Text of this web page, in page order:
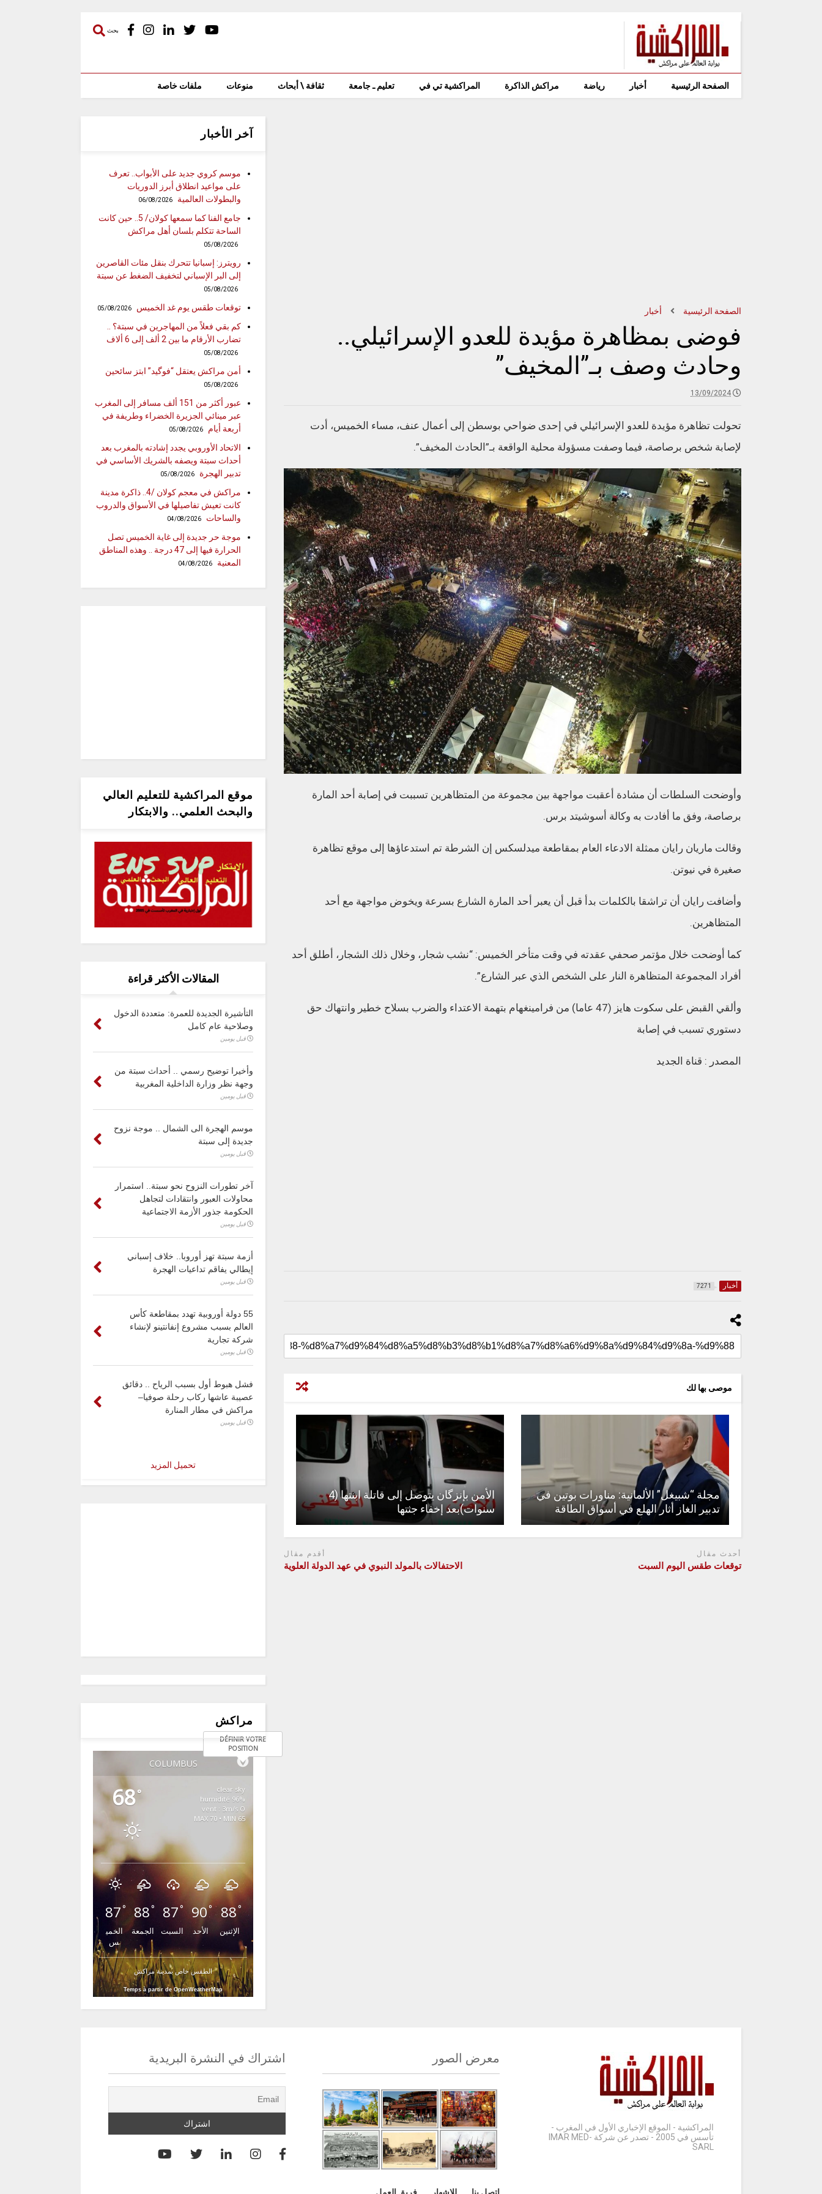
بحث
الصفحة الرئيسية أخبار رياضة مراكش الذاكرة المراكشية تي في تعليم ـ جامعة ثقافة \ أبحاث منوعات ملفات خاصة
الصفحة الرئيسية أخبار
فوضى بمظاهرة مؤيدة للعدو الإسرائيلي..
وحادث وصف بـ”المخيف”
13/09/2024
تحولت تظاهرة مؤيدة للعدو الإسرائيلي في إحدى ضواحي بوسطن إلى أعمال عنف، مساء الخميس، أدت
لإصابة شخص برصاصة، فيما وصفت مسؤولة محلية الواقعة بـ”الحادث المخيف”.
وأوضحت السلطات أن مشادة أعقبت مواجهة بين مجموعة من المتظاهرين تسببت في إصابة أحد المارة
برصاصة، وفق ما أفادت به وكالة أسوشيتد برس.
وقالت ماريان رايان ممثلة الادعاء العام بمقاطعة ميدلسكس إن الشرطة تم استدعاؤها إلى موقع تظاهرة
صغيرة في نيوتن.
وأضافت رايان أن تراشقا بالكلمات بدأ قبل أن يعبر أحد المارة الشارع بسرعة ويخوض مواجهة مع أحد
المتظاهرين.
كما أوضحت خلال مؤتمر صحفي عقدته في وقت متأخر الخميس: “نشب شجار، وخلال ذلك الشجار، أطلق أحد
أفراد المجموعة المتظاهرة النار على الشخص الذي عبر الشارع”.
وألقي القبض على سكوت هايز (47 عاما) من فرامينغهام بتهمة الاعتداء والضرب بسلاح خطير وانتهاك حق
دستوري تسبب في إصابة
المصدر : قناة الجديد
أخبار 7271
موصى بها لك
مجلة “شبيغل” الألمانية: مناورات بوتين في
تدبير الغاز أثار الهلع في أسواق الطاقة
الأمن بإنزگان يتوصل إلى قاتلة ابنتها (4
سنوات)بعد إخفاء جثتها
أحدث مقال
توقعات طقس اليوم السبت
أقدم مقال
الاحتفالات بالمولد النبوي في عهد الدولة العلوية
آخر الأخبار
موسم كروي جديد على الأبواب.. تعرف
على مواعيد انطلاق أبرز الدوريات
والبطولات العالمية
06/08/2026
جامع الفنا كما سمعها كولان/ 5.. حين كانت
الساحة تتكلم بلسان أهل مراكش
05/08/2026
رويترز: إسبانيا تتحرك بنقل مئات القاصرين
إلى البر الإسباني لتخفيف الضغط عن سبتة
05/08/2026
توقعات طقس يوم غد الخميس 05/08/2026
كم بقي فعلاً من المهاجرين في سبتة؟ ..
تضارب الأرقام ما بين 2 ألف إلى 6 ألاف
05/08/2026
أمن مراكش يعتقل “فوگيد” ابتز سائحين
05/08/2026
عبور أكثر من 151 ألف مسافر إلى المغرب
عبر مينائي الجزيرة الخضراء وطريفة في
أربعة أيام
05/08/2026
الاتحاد الأوروبي يجدد إشادته بالمغرب بعد
أحداث سبتة ويصفه بالشريك الأساسي في
تدبير الهجرة
05/08/2026
مراكش في معجم كولان /4.. ذاكرة مدينة
كانت تعيش تفاصيلها في الأسواق والدروب
والساحات
04/08/2026
موجة حر جديدة إلى غاية الخميس تصل
الحرارة فيها إلى 47 درجة .. وهذه المناطق
المعنية
04/08/2026
موقع المراكشية للتعليم العالي
والبحث العلمي.. والابتكار
المقالات الأكثر قراءة
التأشيرة الجديدة للعمرة: متعددة الدخول
وصلاحية عام كامل
قبل يومين
وأخيرا توضيح رسمي .. أحداث سبتة من
وجهة نظر وزارة الداخلية المغربية
قبل يومين
موسم الهجرة الى الشمال .. موجة نزوح
جديدة إلى سبتة
قبل يومين
آخر تطورات النزوح نحو سبتة.. استمرار
محاولات العبور وانتقادات لتجاهل
الحكومة جذور الأزمة الاجتماعية
قبل يومين
أزمة سبتة تهز أوروبا.. خلاف إسباني
إيطالي يفاقم تداعيات الهجرة
قبل يومين
55 دولة أوروبية تهدد بمقاطعة كأس
العالم بسبب مشروع إنفانتينو لإنشاء
شركة تجارية
قبل يومين
فشل هبوط أول بسبب الرياح .. دقائق
عصيبة عاشها ركاب رحلة صوفيا–
مراكش في مطار المنارة
قبل يومين
تحميل المزيد
مراكش
COLUMBUS
DÉFINIR VOTRE
POSITION
68°
clear sky
96% humidité
vent : 3m/s O
MAX 70 • MIN 65
87°
الخمي
س
88°
الجمعة
87°
السبت
90°
الأحد
88°
الإثنين
الطقس خاص بمدينة مراكش
Temps à partir de OpenWeatherMap
المراكشية - الموقع الإخباري الأول في المغرب -
تأسس في 2005 - تصدر عن شركة IMAR MED-
SARL
معرض الصور اشتراك في النشرة البريدية